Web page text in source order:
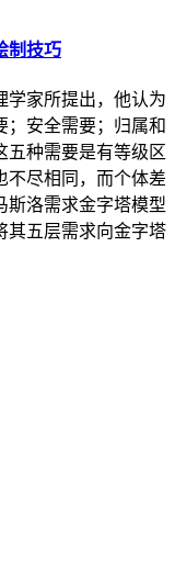
制技巧
学家所提出，他认为
；安全需要；归属和
五种需要是有等级区
不尽相同，而个体差
斯洛需求金字塔模型
其五层需求向金字塔